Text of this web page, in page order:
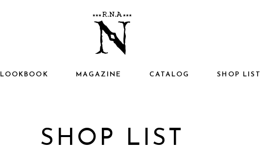
LOOKBOOK MAGAZINE CATALOG SHOP LIST
SHOP LIST